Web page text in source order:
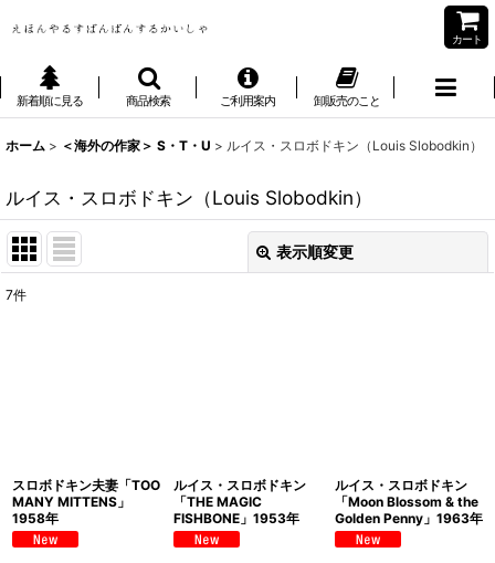
カート
新着順に見る 商品検索 ご利用案内 卸販売のこと
ホーム > ＜海外の作家＞ S・T・U > ルイス・スロボドキン（Louis Slobodkin）
ルイス・スロボドキン（Louis Slobodkin）
表示順変更
7件
スロボドキン夫妻「TOO
MANY MITTENS」
1958年
ルイス・スロボドキン
「THE MAGIC
FISHBONE」1953年
ルイス・スロボドキン
「Moon Blossom & the
Golden Penny」1963年